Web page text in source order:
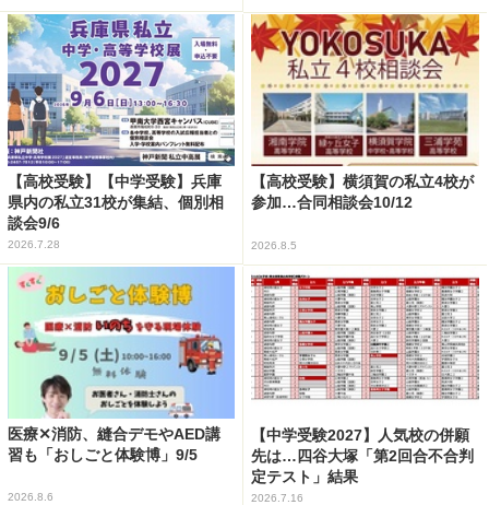
【高校受験】【中学受験】兵庫
県内の私立31校が集結、個別相
談会9/6
2026.7.28
【高校受験】横須賀の私立4校が
参加…合同相談会10/12
2026.8.5
医療✕消防、縫合デモやAED講
習も「おしごと体験博」9/5
2026.8.6
【中学受験2027】人気校の併願
先は…四谷大塚「第2回合不合判
定テスト」結果
2026.7.16